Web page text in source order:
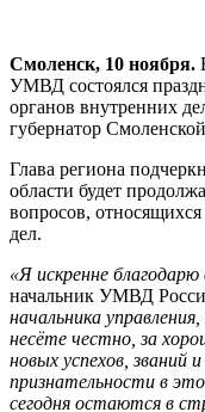
Смоленск, 10 ноября.
УМВД состоялся
органов внутренних
губернатор
Глава региона
области будет
вопросов,
дел.
«Я искренне благодарю
начальник УМВД
начальника
несёте честно, за
новых успехов, званий
признательности в
сегодня остаются в